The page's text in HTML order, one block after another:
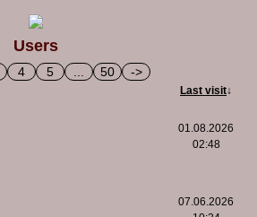
Users
4 5 50 ->
Last visit↓
01.08.2026
02:48
07.06.2026